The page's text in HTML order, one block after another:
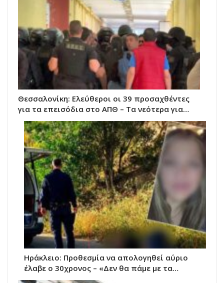
Θεσσαλονίκη: Ελεύθεροι οι 39 προσαχθέντες
για τα επεισόδια στο ΑΠΘ – Τα νεότερα για…
Ηράκλειο: Προθεσμία να απολογηθεί αύριο
έλαβε ο 30χρονος – «Δεν θα πάμε με τα…